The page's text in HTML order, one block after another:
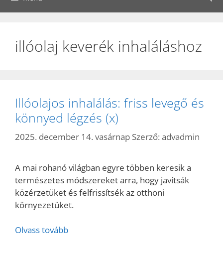
illóolaj keverék inhaláláshoz
Illóolajos inhalálás: friss levegő és
könnyed légzés (x)
2025. december 14. vasárnap Szerző: advadmin
A mai rohanó világban egyre többen keresik a
természetes módszereket arra, hogy javítsák
közérzetüket és felfrissítsék az otthoni
környezetüket.
Olvass tovább